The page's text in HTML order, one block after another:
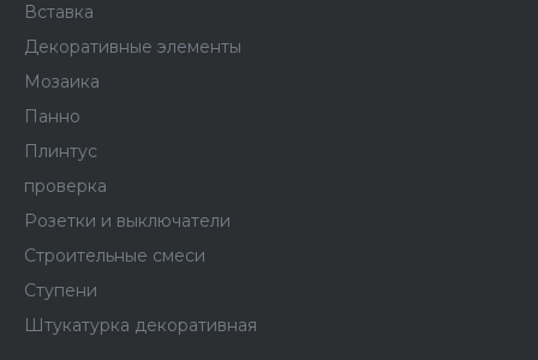
Вставка
Декоративные элементы
Мозаика
Панно
Плинтус
проверка
Розетки и выключатели
Строительные смеси
Ступени
Штукатурка декоративная